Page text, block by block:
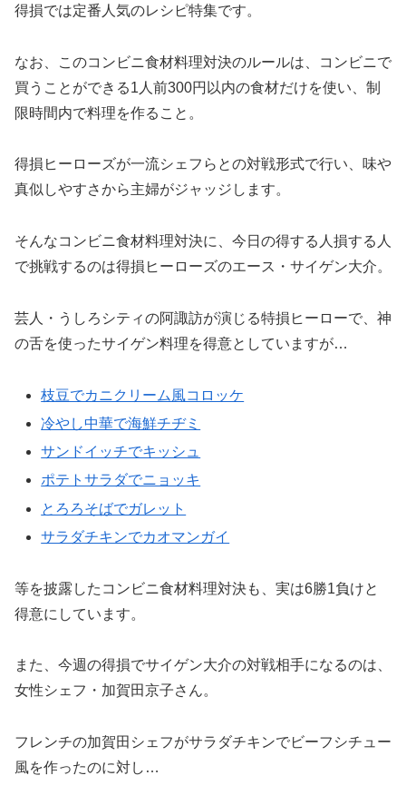
得損では定番人気のレシピ特集です。
なお、このコンビニ食材料理対決のルールは、コンビニで
買うことができる1人前300円以内の食材だけを使い、制
限時間内で料理を作ること。
得損ヒーローズが一流シェフらとの対戦形式で行い、味や
真似しやすさから主婦がジャッジします。
そんなコンビニ食材料理対決に、今日の得する人損する人
で挑戦するのは得損ヒーローズのエース・サイゲン大介。
芸人・うしろシティの阿諏訪が演じる特損ヒーローで、神
の舌を使ったサイゲン料理を得意としていますが…
枝豆でカニクリーム風コロッケ
冷やし中華で海鮮チヂミ
サンドイッチでキッシュ
ポテトサラダでニョッキ
とろろそばでガレット
サラダチキンでカオマンガイ
等を披露したコンビニ食材料理対決も、実は6勝1負けと
得意にしています。
また、今週の得損でサイゲン大介の対戦相手になるのは、
女性シェフ・加賀田京子さん。
フレンチの加賀田シェフがサラダチキンでビーフシチュー
風を作ったのに対し…